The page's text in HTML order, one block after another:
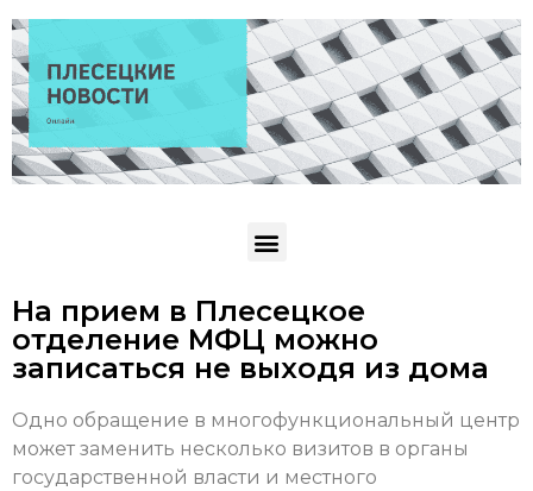
На прием в Плесецкое
отделение МФЦ можно
записаться не выходя из дома
Одно обращение в многофункциональный центр
может заменить несколько визитов в органы
государственной власти и местного